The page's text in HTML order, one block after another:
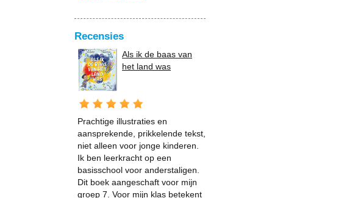
Recensies
Als ik de baas van
het land was
Prachtige illustraties en
aansprekende, prikkelende tekst,
niet alleen voor jonge kinderen.
Ik ben leerkracht op een
basisschool voor anderstaligen.
Dit boek aangeschaft voor mijn
groep 7. Voor mijn klas betekent